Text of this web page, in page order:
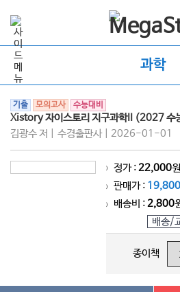
과학
기출 모의고사 수능대비
Xistory 자이스토리 지구과학II (2027 수
김광수 저 | 수경출판사 | 2026-01-01
> 정가 :22,000원
> 판매가 :
> 배송비 :2,800
배송/
종이책